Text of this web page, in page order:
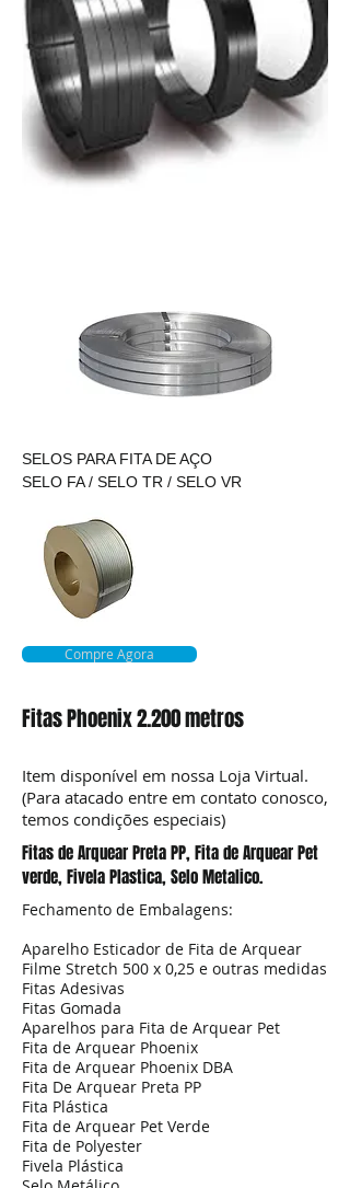
SELOS PARA FITA DE AÇO​
SELO FA / SELO TR / SELO VR
Compre Agora
Fitas Phoenix 2.200 metros
Item disponível em nossa Loja Virtual.
(Para atacado entre em contato conosco,
temos condições especiais)
Fitas de Arquear Preta PP, Fita de Arquear Pet
verde, Fivela Plastica, Selo Metalico.
Fechamento de Embalagens:
Aparelho Esticador de Fita de Arquear
Filme Stretch 500 x 0,25 e outras medidas
Fitas Adesivas
Fitas Gomada
Aparelhos para Fita de Arquear Pet
Fita de Arquear Phoenix
Fita de Arquear Phoenix DBA
Fita De Arquear Preta PP
Fita Plástica
Fita de Arquear Pet Verde
Fita de Polyester
Fivela Plástica